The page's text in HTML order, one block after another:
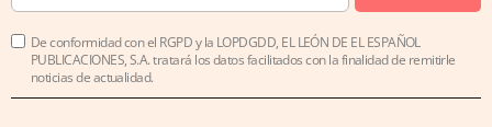
De conformidad con el RGPD y la LOPDGDD, EL LEÓN DE EL ESPAÑOL
PUBLICACIONES, S.A. tratará los datos facilitados con la finalidad de remitirle
noticias de actualidad.